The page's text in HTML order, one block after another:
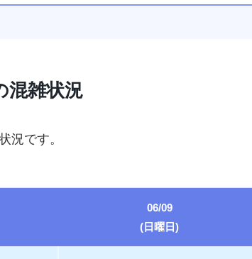
混雑状況
況です。
06/09
(日曜日)